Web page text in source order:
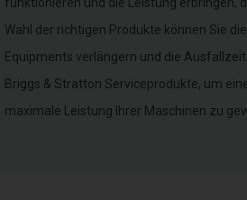
Wahl der richtigen Produkte können Sie
Equipments verlängern und die
Briggs & Stratton Serviceprodukte, um
maximale Leistung Ihrer Maschinen zu